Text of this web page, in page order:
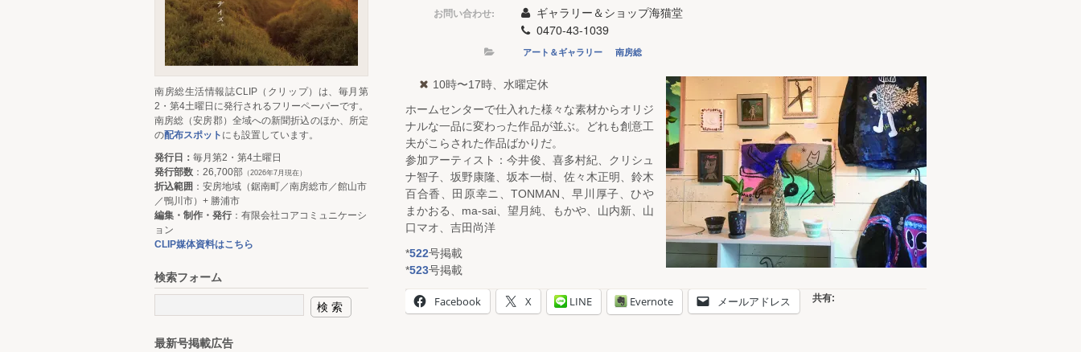
お問い合わせ:
ギャラリー＆ショップ海猫堂
0470-43-1039
アート＆ギャラリー 南房総
10時〜17時、水曜定休
ホームセンターで仕入れた様々な素材からオリジ
ナルな一品に変わった作品が並ぶ。どれも創意工
夫がこらされた作品ばかりだ。
参加アーティスト：今井俊、喜多村紀、クリシュ
ナ智子、坂野康隆、坂本一樹、佐々木正明、鈴木
百合香、田原幸ニ、TONMAN、早川厚子、ひや
まかおる、ma-sai、望月純、もかや、山内新、山
口マオ、吉田尚洋
*522号掲載
*523号掲載
共有:
Facebook X LINE Evernote メールアドレス
南房総生活情報誌CLIP（クリップ）は、毎月第
2・第4土曜日に発行されるフリーペーパーです。
南房総（安房郡）全域への新聞折込のほか、所定
の配布スポット にも設置しています。
発行日： 毎月第2・第4土曜日
発行部数 ：26,700部 （2026年7月現在）
折込範囲 ：安房地域（鋸南町／南房総市／館山市
／鴨川市）+ 勝浦市
編集・制作・発行：有限会社コアコミュニケーシ
ョン
CLIP媒体資料はこちら
検索フォーム
最新号掲載広告